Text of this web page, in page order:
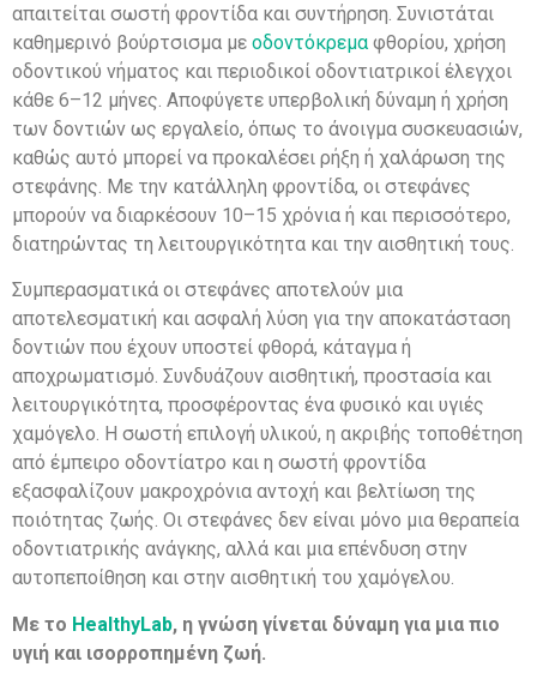
απαιτείται σωστή φροντίδα και συντήρηση. Συνιστάται
καθημερινό βούρτσισμα με οδοντόκρεμαφθορίου, χρήση
οδοντικού νήματος και περιοδικοί οδοντιατρικοί έλεγχοι
κάθε 6–12 μήνες. Αποφύγετε υπερβολική δύναμη ή χρήση
των δοντιών ως εργαλείο, όπως το άνοιγμα συσκευασιών,
καθώς αυτό μπορεί να προκαλέσει ρήξη ή χαλάρωση της
στεφάνης. Με την κατάλληλη φροντίδα, οι στεφάνες
μπορούν να διαρκέσουν 10–15 χρόνια ή και περισσότερο,
διατηρώντας τη λειτουργικότητα και την αισθητική τους.
Συμπερασματικά οι στεφάνες αποτελούν μια
αποτελεσματική και ασφαλή λύση για την αποκατάσταση
δοντιών που έχουν υποστεί φθορά, κάταγμα ή
αποχρωματισμό. Συνδυάζουν αισθητική, προστασία και
λειτουργικότητα, προσφέροντας ένα φυσικό και υγιές
χαμόγελο. Η σωστή επιλογή υλικού, η ακριβής τοποθέτηση
από έμπειρο οδοντίατρο και η σωστή φροντίδα
εξασφαλίζουν μακροχρόνια αντοχή και βελτίωση της
ποιότητας ζωής. Οι στεφάνες δεν είναι μόνο μια θεραπεία
οδοντιατρικής ανάγκης, αλλά και μια επένδυση στην
αυτοπεποίθηση και στην αισθητική του χαμόγελου.
Με το HealthyLab, η γνώση γίνεται δύναμη για μια πιο
υγιή και ισορροπημένη ζωή.